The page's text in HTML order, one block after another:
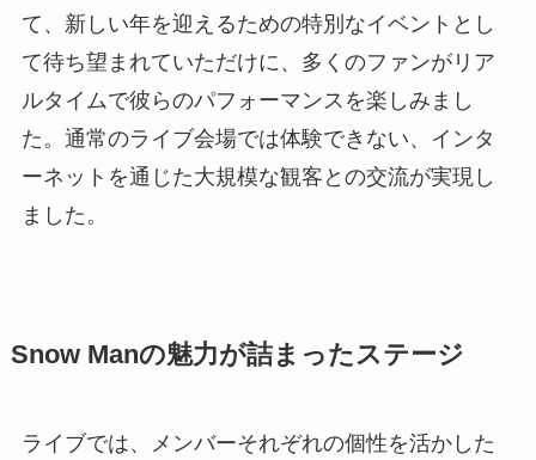
て、新しい年を迎えるための特別なイベントとし
て待ち望まれていただけに、多くのファンがリア
ルタイムで彼らのパフォーマンスを楽しみまし
た。通常のライブ会場では体験できない、インタ
ーネットを通じた大規模な観客との交流が実現し
ました。
Snow Manの魅力が詰まったステージ
ライブでは、メンバーそれぞれの個性を活かした